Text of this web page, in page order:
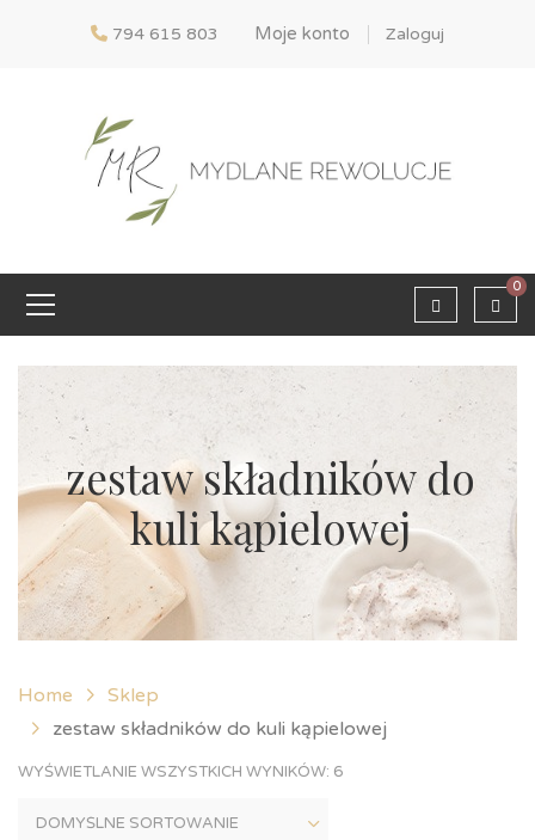
794 615 803 Moje konto Zaloguj
0
zestaw składników do
kuli kąpielowej
Home
Sklep
zestaw składników do kuli kąpielowej
WYŚWIETLANIE WSZYSTKICH WYNIKÓW: 6